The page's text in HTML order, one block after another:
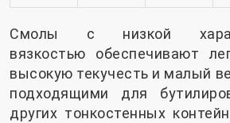
Смолы с низкой
вязкостью обеспечивают
высокую текучесть и малый
подходящими для
других тонкостенных